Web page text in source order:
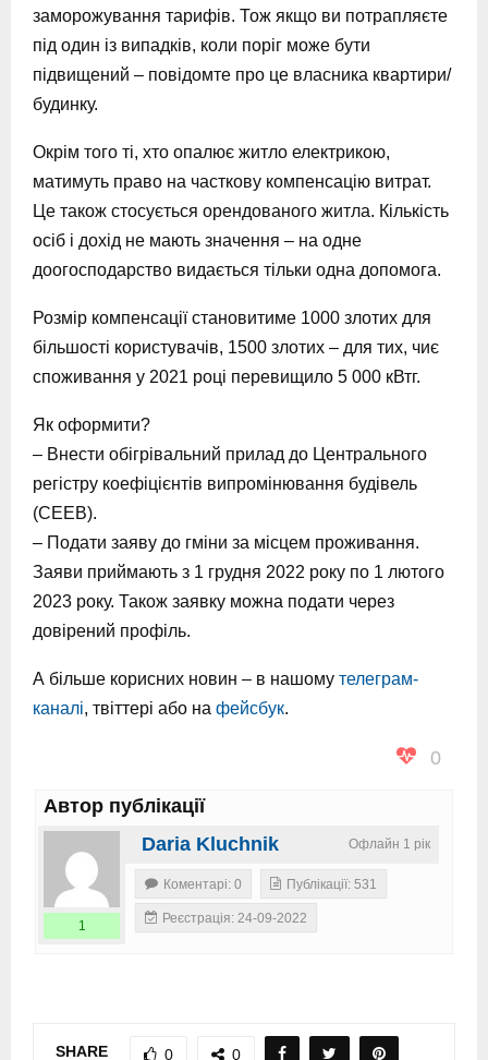
заморожування тарифів. Тож якщо ви потрапляєте
під один із випадків, коли поріг може бути
підвищений – повідомте про це власника квартири/
будинку.
Окрім того ті, хто опалює житло електрикою,
матимуть право на часткову компенсацію витрат.
Це також стосується орендованого житла. Кількість
осіб і дохід не мають значення – на одне
доогосподарство видається тільки одна допомога.
Розмір компенсації становитиме 1000 злотих для
більшості користувачів, 1500 злотих – для тих, чиє
споживання у 2021 році перевищило 5 000 кВтг.
Як оформити?
– Внести обігрівальний прилад до Центрального
регістру коефіцієнтів випромінювання будівель
(CEEB).
– Подати заяву до гміни за місцем проживання.
Заяви приймають з 1 грудня 2022 року по 1 лютого
2023 року. Також заявку можна подати через
довірений профіль.
А більше корисних новин – в нашому телеграм-
каналі, твіттері або на фейсбук.
0
Автор публікації
Офлайн 1 рік
Daria Kluchnik
1
Коментарі: 0 Публікації: 531
Реєстрація: 24-09-2022
SHARE 0 0